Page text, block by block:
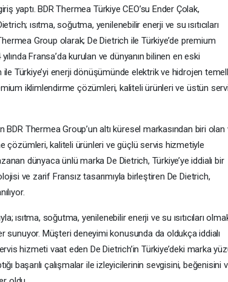
yaptı. BDR Thermea Türkiye CEO’su Ender Çolak,
ısıtma, soğutma, yenilenebilir enerji ve su ısıtıcıları
Group olarak; De Dietrich ile Türkiye’de premium
Fransa’da kurulan ve dünyanın bilinen en eski
Türkiye’yi enerji dönüşümünde elektrik ve hidrojen
iklimlendirme çözümleri, kaliteli ürünleri ve üstün
Thermea Group’un altı küresel markasından biri olan
çözümleri, kaliteli ürünleri ve güçlü servis hizmetiyle
dünyaca ünlü marka De Dietrich, Türkiye’ye iddialı bir
ve zarif Fransız tasarımıyla birleştiren De Dietrich,
ısıtma, soğutma, yenilenebilir enerji ve su ısıtıcıları
Müşteri deneyimi konusunda da oldukça iddialı
hizmeti vaat eden De Dietrich’in Türkiye’deki marka
başarılı çalışmalar ile izleyicilerinin sevgisini, beğenisini